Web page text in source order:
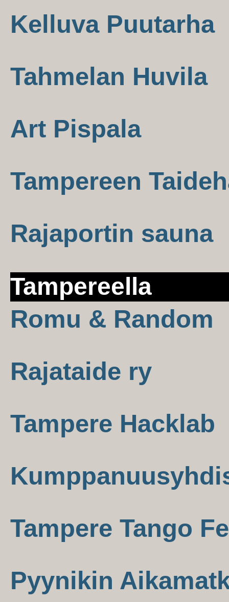
Kelluva Puutarha
Tahmelan Huvila
Art Pispala
Tampereen
Rajaportin sauna
Tampereella
Romu & Random
Rajataide ry
Tampere Hacklab
Tampere Tango
Pyynikin